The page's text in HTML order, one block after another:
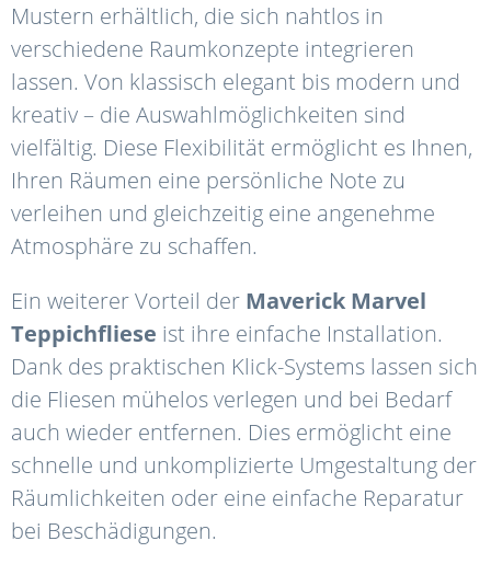
Mustern erhältlich, die sich nahtlos in
verschiedene Raumkonzepte integrieren
lassen. Von klassisch elegant bis modern und
kreativ – die Auswahlmöglichkeiten sind
vielfältig. Diese Flexibilität ermöglicht es Ihnen,
Ihren Räumen eine persönliche Note zu
verleihen und gleichzeitig eine angenehme
Atmosphäre zu schaffen.
Ein weiterer Vorteil der Maverick Marvel
Teppichfliese ist ihre einfache Installation.
Dank des praktischen Klick-Systems lassen sich
die Fliesen mühelos verlegen und bei Bedarf
auch wieder entfernen. Dies ermöglicht eine
schnelle und unkomplizierte Umgestaltung der
Räumlichkeiten oder eine einfache Reparatur
bei Beschädigungen.